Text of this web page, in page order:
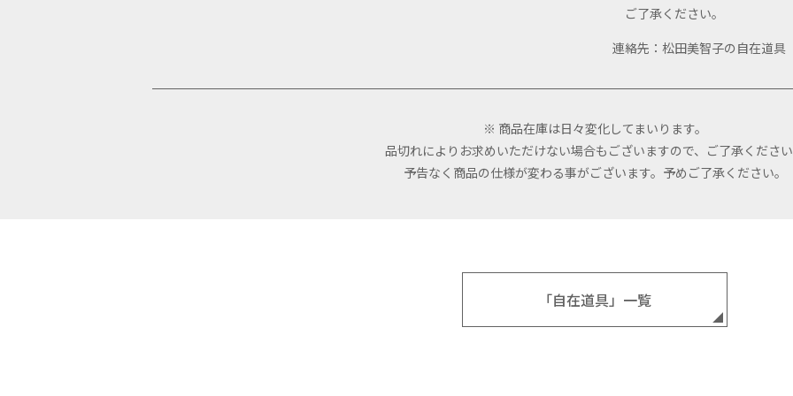
ご了承ください。
連絡先：松田美智子の自在道具
※ 商品在庫は日々変化してまいります。
品切れによりお求めいただけない場合もございますので、ご了承ください
予告なく商品の仕様が変わる事がございます。予めご了承ください。
「自在道具」一覧